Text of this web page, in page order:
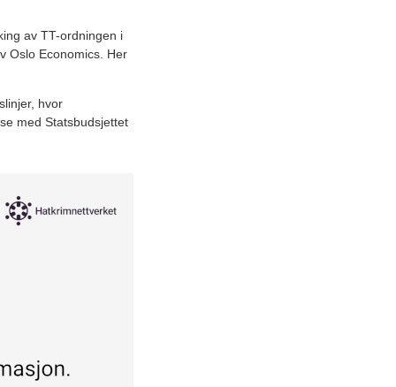
av TT-ordningen i
Oslo Economics. Her
hvor
med Statsbudsjettet